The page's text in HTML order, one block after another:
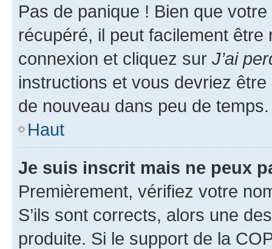
Pas de panique ! Bien que
récupéré, il peut facilement
connexion et cliquez sur J’ai
instructions et vous devriez
de nouveau dans peu de temps.
Haut
Je suis inscrit mais ne peux
Premièrement, vérifiez votre
S’ils sont corrects, alors une
produite. Si le support de la